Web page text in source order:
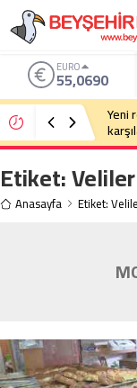
EURO
55,0690
Yeni
Etiket:Veliler
Anasayfa Etiket: